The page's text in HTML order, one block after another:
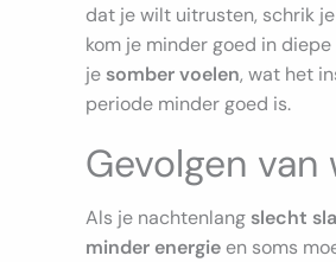
dat je wilt uitrusten, schrik
kom je minder goed in
je somber voelen, wat het
periode minder goed is.
Gevolgen
Als je nachtenlang slecht
minder energie en soms